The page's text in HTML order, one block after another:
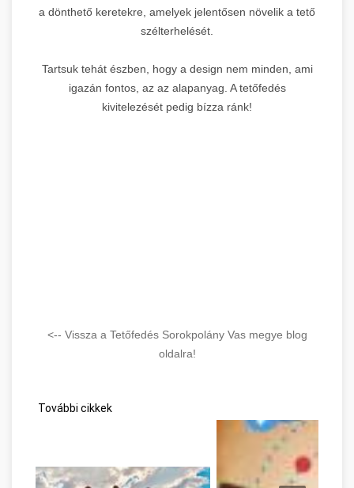
a dönthető keretekre, amelyek jelentősen növelik a tető
szélterhelését.
Tartsuk tehát észben, hogy a design nem minden, ami
igazán fontos, az az alapanyag. A tetőfedés
kivitelezését pedig bízza ránk!
<-- Vissza a Tetőfedés Sorokpolány Vas megye blog
oldalra!
További cikkek